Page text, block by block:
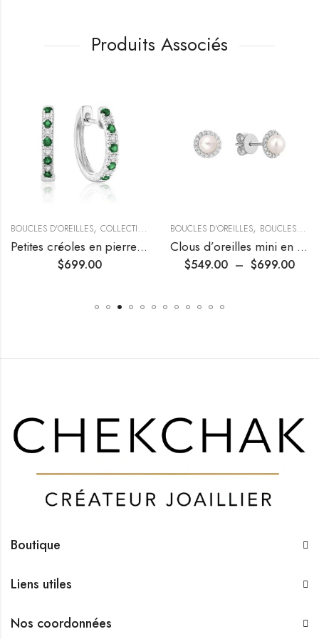
Produits Associés
BOUCLES D'OREILLES, COLLECTION AUTOMNE ,PETITES CRÉOLES
Petites créoles en pierres précieuses et diamants
$699.00
BOUCLES D'OREILLES, BOUCLES D'OREILLES EN PERLES
Clous d’oreilles mini en perles et diamants halo
$549.00 – $699.00
Boutique
Liens utiles
Nos coordonnées